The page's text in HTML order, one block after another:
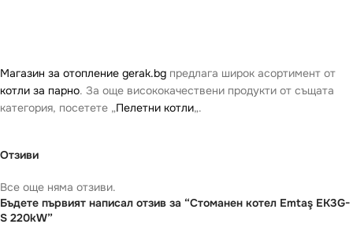
Магазин за отопление gerak.bg предлага широк асортимент от
котли за парно. За още висококачествени продукти от същата
категория, посетете „Пелетни котли„.
Отзиви
Все още няма отзиви.
Бъдете първият написал отзив за “Стоманен котел Emtaş EK3G-
S 220kW”